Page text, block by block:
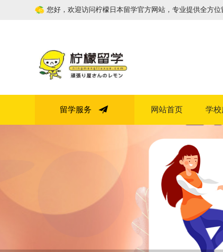
您好，欢迎访问柠檬日本留学官方网站，专业提供全方位
留学服务 网站首页 学